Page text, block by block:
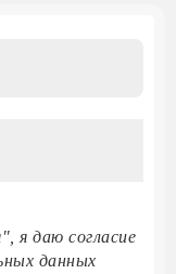
я даю согласие
данных